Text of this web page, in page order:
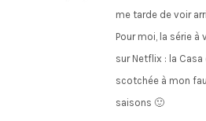
me tarde de voir
Pour moi, la série à
sur Netflix : la Casa
scotchée à mon
saisons 🙂